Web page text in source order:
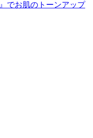
でお肌のトーンアップ